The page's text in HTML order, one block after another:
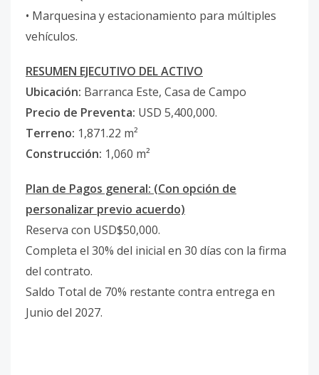
• Marquesina y estacionamiento para múltiples
vehículos.
RESUMEN EJECUTIVO DEL ACTIVO
Ubicación: Barranca Este, Casa de Campo
Precio de Preventa: USD 5,400,000.
Terreno: 1,871.22 m²
Construcción: 1,060 m²
Plan de Pagos general: (Con opción de
personalizar previo acuerdo)
Reserva con USD$50,000.
Completa el 30% del inicial en 30 días con la firma
del contrato.
Saldo Total de 70% restante contra entrega en
Junio del 2027.